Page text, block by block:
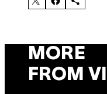
MORE
FROM